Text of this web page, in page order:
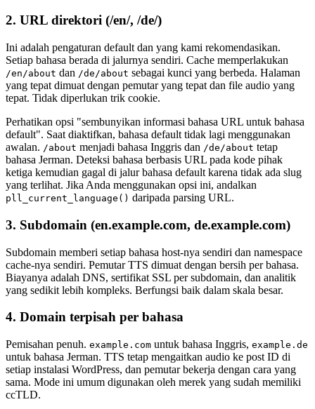
2. URL direktori (/en/, /de/)
Ini adalah pengaturan default dan yang kami rekomendasikan.
Setiap bahasa berada di jalurnya sendiri. Cache memperlakukan
/en/about dan /de/about sebagai kunci yang berbeda. Halaman
yang tepat dimuat dengan pemutar yang tepat dan file audio yang
tepat. Tidak diperlukan trik cookie.
Perhatikan opsi "sembunyikan informasi bahasa URL untuk bahasa
default". Saat diaktifkan, bahasa default tidak lagi menggunakan
awalan. /about menjadi bahasa Inggris dan /de/about tetap
bahasa Jerman. Deteksi bahasa berbasis URL pada kode pihak
ketiga kemudian gagal di jalur bahasa default karena tidak ada slug
yang terlihat. Jika Anda menggunakan opsi ini, andalkan
pll_current_language() daripada parsing URL.
3. Subdomain (en.example.com, de.example.com)
Subdomain memberi setiap bahasa host-nya sendiri dan namespace
cache-nya sendiri. Pemutar TTS dimuat dengan bersih per bahasa.
Biayanya adalah DNS, sertifikat SSL per subdomain, dan analitik
yang sedikit lebih kompleks. Berfungsi baik dalam skala besar.
4. Domain terpisah per bahasa
Pemisahan penuh. example.com untuk bahasa Inggris, example.de
untuk bahasa Jerman. TTS tetap mengaitkan audio ke post ID di
setiap instalasi WordPress, dan pemutar bekerja dengan cara yang
sama. Mode ini umum digunakan oleh merek yang sudah memiliki
ccTLD.